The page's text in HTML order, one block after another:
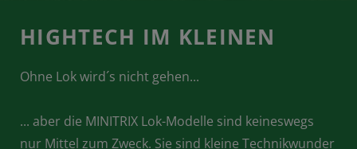
HIGHTECH IM KLEINEN
Ohne Lok wird´s nicht gehen...
... aber die MINITRIX Lok-Modelle sind keineswegs
nur Mittel zum Zweck. Sie sind kleine Technikwunder